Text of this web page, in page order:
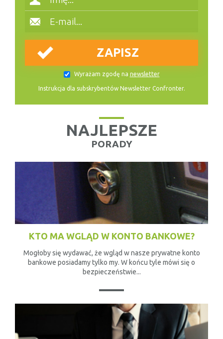
Wyrażam zgodę na newsletter
Instrukcja dla subskrybentów Newsletter Confronter.
NAJLEPSZE
PORADY
KTO MA WGLĄD W KONTO BANKOWE?
Mogłoby się wydawać, że wgląd w nasze prywatne konto
bankowe posiadamy tylko my. W końcu tyle mówi się o
bezpieczeństwie...